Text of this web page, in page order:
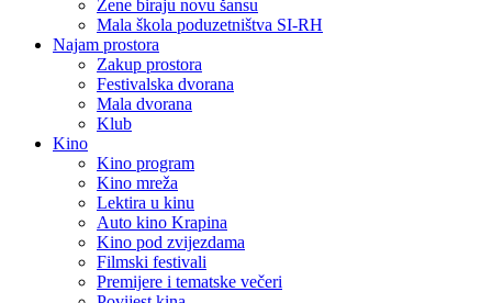
Žene biraju novu šansu
Mala škola poduzetništva SI-RH
Najam prostora
Zakup prostora
Festivalska dvorana
Mala dvorana
Klub
Kino
Kino program
Kino mreža
Lektira u kinu
Auto kino Krapina
Kino pod zvijezdama
Filmski festivali
Premijere i tematske večeri